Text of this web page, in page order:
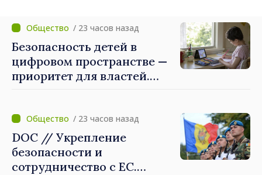
приоритетном режиме
/ 23 часов назад
Безопасность детей в
цифровом пространстве —
приоритет для властей.
которые будут их
защищать»
/ 23 часов назад
DOC // Укрепление
безопасности и
сотрудничество с ЕС.